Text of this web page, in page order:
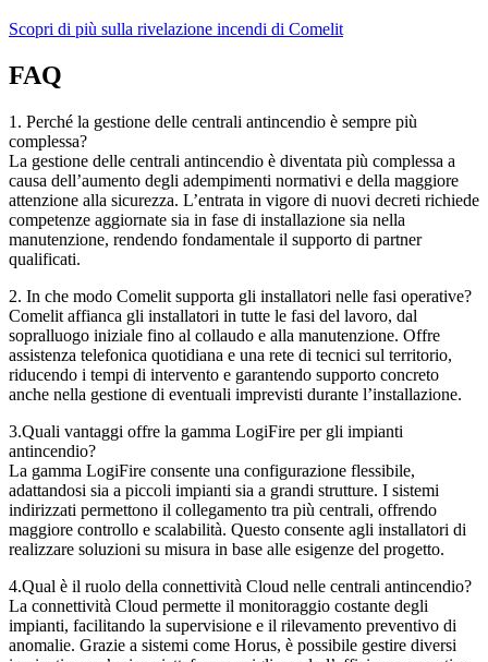
Scopri di più sulla rivelazione incendi di Comelit
FAQ
1. Perché la gestione delle centrali antincendio è sempre più
complessa?
La gestione delle centrali antincendio è diventata più complessa a
causa dell’aumento degli adempimenti normativi e della maggiore
attenzione alla sicurezza. L’entrata in vigore di nuovi decreti richiede
competenze aggiornate sia in fase di installazione sia nella
manutenzione, rendendo fondamentale il supporto di partner
qualificati.
2. In che modo Comelit supporta gli installatori nelle fasi operative?
Comelit affianca gli installatori in tutte le fasi del lavoro, dal
sopralluogo iniziale fino al collaudo e alla manutenzione. Offre
assistenza telefonica quotidiana e una rete di tecnici sul territorio,
riducendo i tempi di intervento e garantendo supporto concreto
anche nella gestione di eventuali imprevisti durante l’installazione.
3.Quali vantaggi offre la gamma LogiFire per gli impianti
antincendio?
La gamma LogiFire consente una configurazione flessibile,
adattandosi sia a piccoli impianti sia a grandi strutture. I sistemi
indirizzati permettono il collegamento tra più centrali, offrendo
maggiore controllo e scalabilità. Questo consente agli installatori di
realizzare soluzioni su misura in base alle esigenze del progetto.
4.Qual è il ruolo della connettività Cloud nelle centrali antincendio?
La connettività Cloud permette il monitoraggio costante degli
impianti, facilitando la supervisione e il rilevamento preventivo di
anomalie. Grazie a sistemi come Horus, è possibile gestire diversi